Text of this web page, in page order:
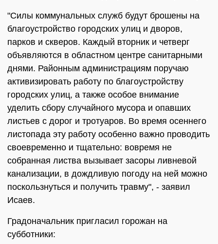
"Силы коммунальных служб будут брошены на
благоустройство городских улиц и дворов,
парков и скверов. Каждый вторник и четверг
объявляются в областном центре санитарными
днями. Районным администрациям поручаю
активизировать работу по благоустройству
городских улиц, а также особое внимание
уделить сбору случайного мусора и опавших
листьев с дорог и тротуаров. Во время осеннего
листопада эту работу особенно важно проводить
своевременно и тщательно: вовремя не
собранная листва вызывает засоры ливневой
канализации, в дождливую погоду на ней можно
поскользнуться и получить травму", - заявил
Исаев.
Градоначальник пригласил горожан на
субботники: